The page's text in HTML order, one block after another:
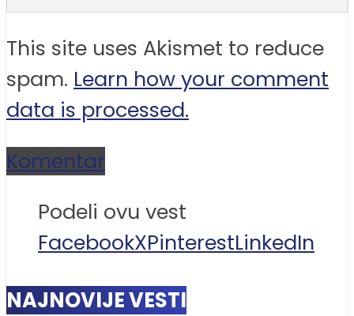
This site uses Akismet to reduce
spam. Learn how your comment
data is processed.
Komentar
Podeli ovu vest
FacebookXPinterestLinkedIn
NAJNOVIJE VESTI